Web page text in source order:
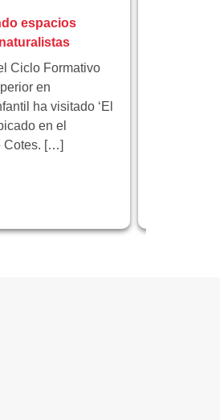
espacios
Ciclo Formativo
en
ha visitado ‘El
en el
Cotes. […]